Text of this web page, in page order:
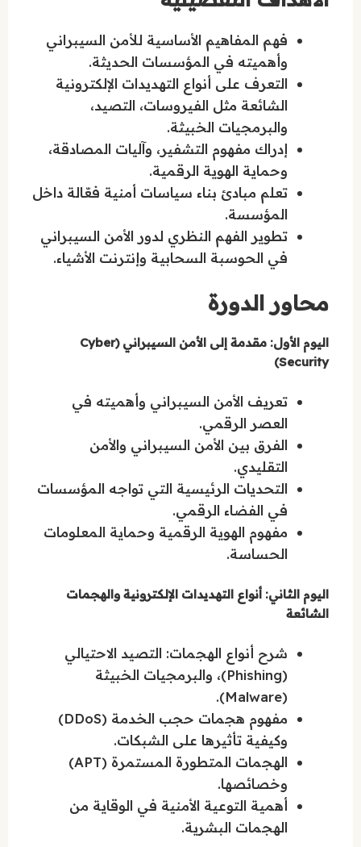
فهم المفاهيم الأساسية للأمن السيبراني
وأهميته في المؤسسات الحديثة.
التعرف على أنواع التهديدات الإلكترونية
الشائعة مثل الفيروسات، التصيد،
والبرمجيات الخبيثة.
إدراك مفهوم التشفير، وآليات المصادقة،
وحماية الهوية الرقمية.
تعلم مبادئ بناء سياسات أمنية فعّالة داخل
المؤسسة.
تطوير الفهم النظري لدور الأمن السيبراني
في الحوسبة السحابية وإنترنت الأشياء.
محاور الدورة
اليوم الأول: مقدمة إلى الأمن السيبراني (Cyber
Security)
تعريف الأمن السيبراني وأهميته في
العصر الرقمي.
الفرق بين الأمن السيبراني والأمن
التقليدي.
التحديات الرئيسية التي تواجه المؤسسات
في الفضاء الرقمي.
مفهوم الهوية الرقمية وحماية المعلومات
الحساسة.
اليوم الثاني: أنواع التهديدات الإلكترونية والهجمات
الشائعة
شرح أنواع الهجمات: التصيد الاحتيالي
(Phishing)، والبرمجيات الخبيثة
(Malware).
مفهوم هجمات حجب الخدمة (DDoS)
وكيفية تأثيرها على الشبكات.
الهجمات المتطورة المستمرة (APT)
وخصائصها.
أهمية التوعية الأمنية في الوقاية من
الهجمات البشرية.